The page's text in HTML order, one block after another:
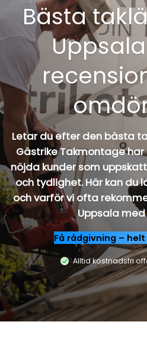
Bästa
Letar du efter den bästa
Gästrike Takmontage
nöjda kunder som
och tydlighet. Här kan du
och varför vi ofta
Uppsala
Få rådgivning –
Alltid kostnadsfri